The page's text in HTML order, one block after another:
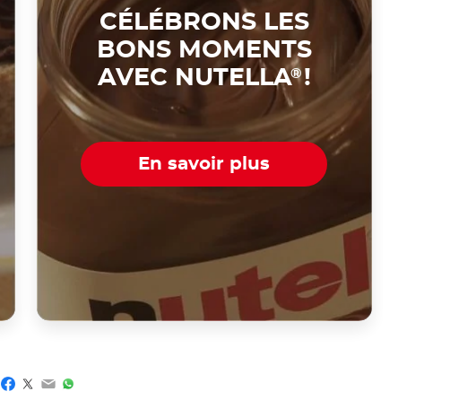
CÉLÉBRONS LES
BONS MOMENTS
AVEC NUTELLA® !
En savoir plus
Facebook
Twitter
EmailWhatsApp